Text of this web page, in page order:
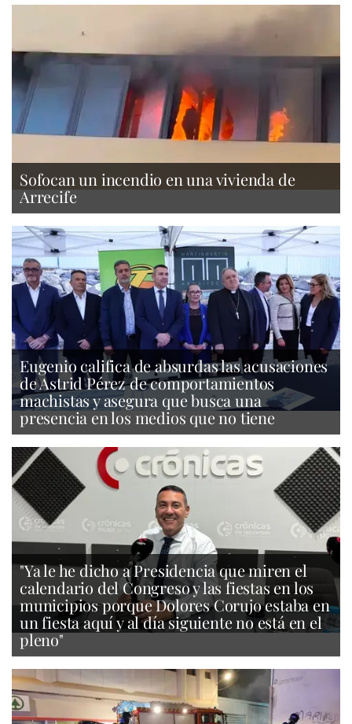
Sofocan un incendio en una vivienda de
Arrecife
Eugenio califica de absurdas las acusaciones
de Astrid Pérez de comportamientos
machistas y asegura que busca una
presencia en los medios que no tiene
"Ya le he dicho a Presidencia que miren el
calendario del Congreso y las fiestas en los
municipios porque Dolores Corujo estaba en
un fiesta aquí y al día siguiente no está en el
pleno"